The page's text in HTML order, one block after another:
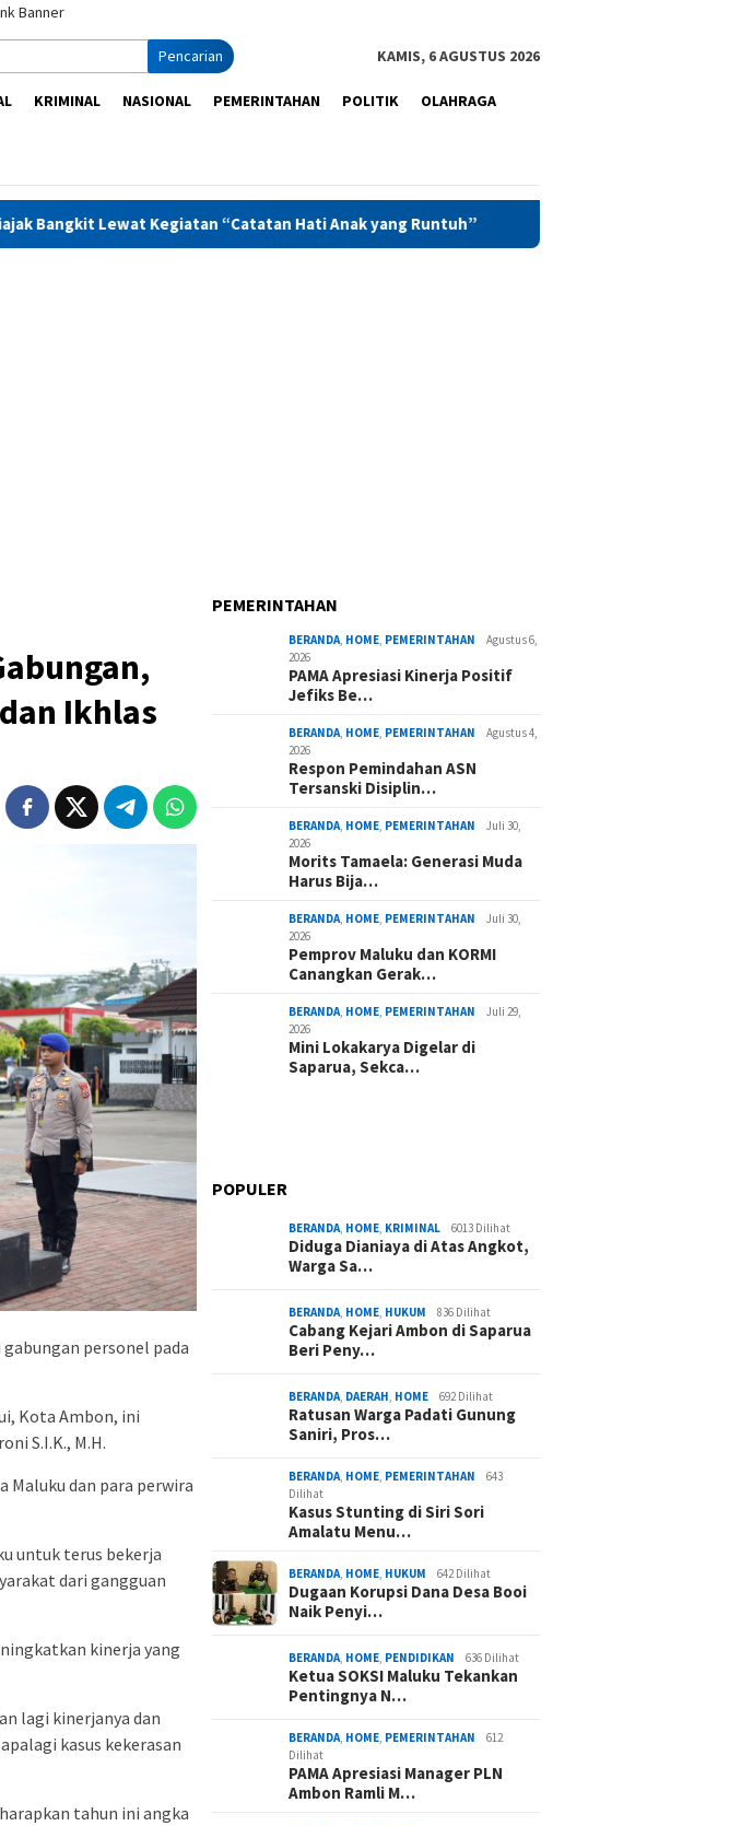
Pencarian KAMIS, 6 AGUSTUS 2026
KRIMINAL NASIONAL PEMERINTAHAN POLITIK OLAHRAGA
Kegiatan “Catatan Hati Anak yang Runtuh” Kunker ke Kanwil PAS Maluku, Saadiah
Ikhlas
personel pada
Kota Ambon, ini
S.I.K., M.H.
Maluku dan para perwira
untuk terus bekerja
dari gangguan
kinerja yang
lagi kinerjanya dan
kasus kekerasan
tahun ini angka
PEMERINTAHAN
BERANDA, HOME, PEMERINTAHAN
Agustus 6,
2026
PAMA Apresiasi Kinerja Positif
Jefiks Be…
BERANDA, HOME, PEMERINTAHAN
Agustus 4,
2026
Respon Pemindahan ASN
Tersanski Disiplin…
BERANDA, HOME, PEMERINTAHAN
Juli 30,
2026
Morits Tamaela: Generasi Muda
Harus Bija…
BERANDA, HOME, PEMERINTAHAN
Juli 30,
2026
Pemprov Maluku dan KORMI
Canangkan Gerak…
BERANDA, HOME, PEMERINTAHAN
Juli 29,
2026
Mini Lokakarya Digelar di
Saparua, Sekca…
POPULER
BERANDA, HOME, KRIMINAL 6013 Dilihat
Diduga Dianiaya di Atas Angkot,
Warga Sa…
BERANDA, HOME, HUKUM 836 Dilihat
Cabang Kejari Ambon di Saparua
Beri Peny…
BERANDA, DAERAH, HOME 692 Dilihat
Ratusan Warga Padati Gunung
Saniri, Pros…
BERANDA, HOME, PEMERINTAHAN
643
Dilihat
Kasus Stunting di Siri Sori
Amalatu Menu…
BERANDA, HOME, HUKUM 642 Dilihat
Dugaan Korupsi Dana Desa Booi
Naik Penyi…
BERANDA, HOME, PENDIDIKAN 636 Dilihat
Ketua SOKSI Maluku Tekankan
Pentingnya N…
BERANDA, HOME, PEMERINTAHAN
612
Dilihat
PAMA Apresiasi Manager PLN
Ambon Ramli M…